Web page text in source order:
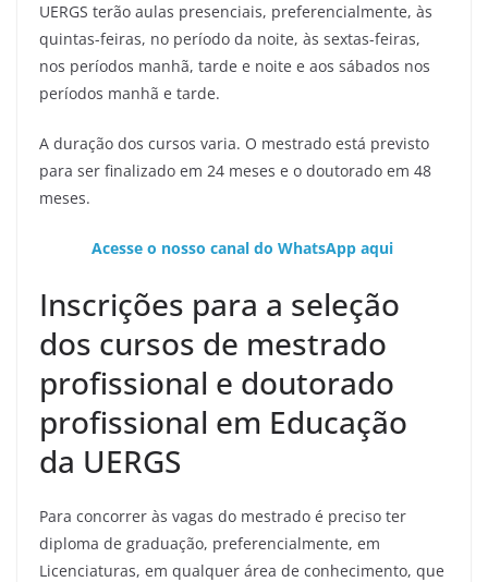
UERGS terão aulas presenciais, preferencialmente, às
quintas-feiras, no período da noite, às sextas-feiras,
nos períodos manhã, tarde e noite e aos sábados nos
períodos manhã e tarde.
A duração dos cursos varia. O mestrado está previsto
para ser finalizado em 24 meses e o doutorado em 48
meses.
Acesse o nosso canal do WhatsApp aqui
Inscrições para a seleção
dos cursos de mestrado
profissional e doutorado
profissional em Educação
da UERGS
Para concorrer às vagas do mestrado é preciso ter
diploma de graduação, preferencialmente, em
Licenciaturas, em qualquer área de conhecimento, que